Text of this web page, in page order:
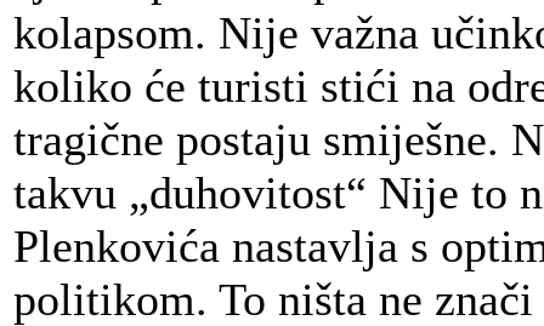
kolapsom. Nije važna
koliko će turisti stići na
tragične postaju smiješne.
takvu „duhovitost“ Nije to
Plenkovića nastavlja s
politikom. To ništa ne